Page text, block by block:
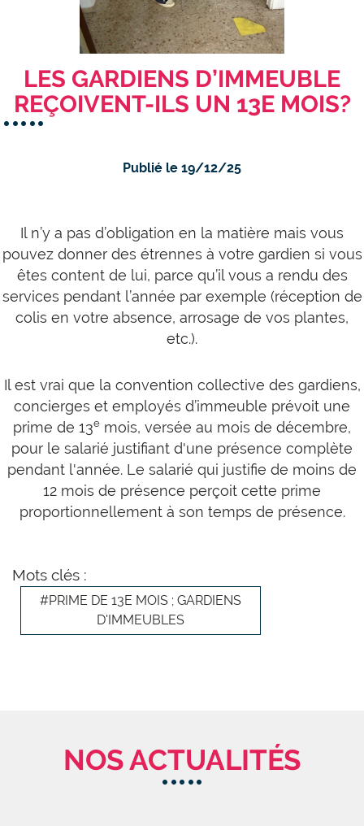
LES GARDIENS D’IMMEUBLE
REÇOIVENT-ILS UN 13E MOIS?
Publié le 19/12/25
Il n’y a pas d’obligation en la matière mais vous
pouvez donner des étrennes à votre gardien si vous
êtes content de lui, parce qu’il vous a rendu des
services pendant l’année par exemple (réception de
colis en votre absence, arrosage de vos plantes,
etc.).
Il est vrai que la convention collective des gardiens,
concierges et employés d’immeuble prévoit une
prime de 13e mois, versée au mois de décembre,
pour le salarié justifiant d'une présence complète
pendant l'année. Le salarié qui justifie de moins de
12 mois de présence perçoit cette prime
proportionnellement à son temps de présence.
Mots clés :
#PRIME DE 13E MOIS ; GARDIENS
D'IMMEUBLES
NOS ACTUALITÉS